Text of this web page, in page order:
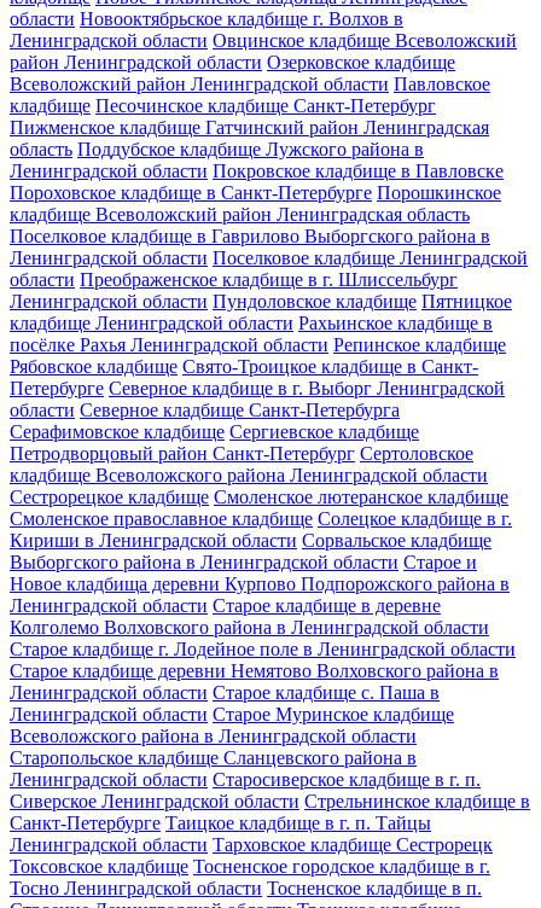
области Новооктябрьское кладбище г. Волхов в
Ленинградской области Овцинское кладбище Всеволожский
район Ленинградской области Озерковское кладбище
Всеволожский район Ленинградской области Павловское
кладбище Песочинское кладбище Санкт-Петербург
Пижменское кладбище Гатчинский район Ленинградская
область Поддубское кладбище Лужского района в
Ленинградской области Покровское кладбище в Павловске
Пороховское кладбище в Санкт-Петербурге Порошкинское
кладбище Всеволожский район Ленинградская область
Поселковое кладбище в Гаврилово Выборгского района в
Ленинградской области Поселковое кладбище Ленинградской
области Преображенское кладбище в г. Шлиссельбург
Ленинградской области Пундоловское кладбище Пятницкое
кладбище Ленинградской области Рахьинское кладбище в
посёлке Рахья Ленинградской области Репинское кладбище
Рябовское кладбище Свято-Троицкое кладбище в Санкт-
Петербурге Северное кладбище в г. Выборг Ленинградской
области Северное кладбище Санкт-Петербурга
Серафимовское кладбище Сергиевское кладбище
Петродворцовый район Санкт-Петербург Сертоловское
кладбище Всеволожского района Ленинградской области
Сестрорецкое кладбище Смоленское лютеранское кладбище
Смоленское православное кладбище Солецкое кладбище в г.
Кириши в Ленинградской области Сорвальское кладбище
Выборгского района в Ленинградской области Старое и
Новое кладбища деревни Курпово Подпорожского района в
Ленинградской области Старое кладбище в деревне
Колголемо Волховского района в Ленинградской области
Старое кладбище г. Лодейное поле в Ленинградской области
Старое кладбище деревни Немятово Волховского района в
Ленинградской области Старое кладбище с. Паша в
Ленинградской области Старое Муринское кладбище
Всеволожского района в Ленинградской области
Старопольское кладбище Сланцевского района в
Ленинградской области Старосиверское кладбище в г. п.
Сиверское Ленинградской области Стрельнинское кладбище в
Санкт-Петербурге Таицкое кладбище в г. п. Тайцы
Ленинградской области Тарховское кладбище Сестрорецк
Токсовское кладбище Тосненское городское кладбище в г.
Тосно Ленинградской области Тосненское кладбище в п.